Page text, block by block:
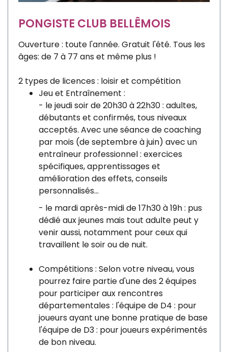
PONGISTE CLUB BELLÊMOIS
Ouverture : toute l'année. Gratuit l'été. Tous les
âges: de 7 à 77 ans et même plus !
2 types de licences : loisir et compétition
Jeu et Entraînement :
- le jeudi soir de 20h30 à 22h30 : adultes,
débutants et confirmés, tous niveaux
acceptés. Avec une séance de coaching
par mois (de septembre à juin) avec un
entraîneur professionnel : exercices
spécifiques, apprentissages et
amélioration des effets, conseils
personnalisés...
- le mardi après-midi de 17h30 à 19h : pus
dédié aux jeunes mais tout adulte peut y
venir aussi, notamment pour ceux qui
travaillent le soir ou de nuit.
Compétitions : Selon votre niveau, vous
pourrez faire partie d'une des 2 équipes
pour participer aux rencontres
départementales : l'équipe de D4 : pour
joueurs ayant une bonne pratique de base
l'équipe de D3 : pour joueurs expérimentés
de bon niveau.